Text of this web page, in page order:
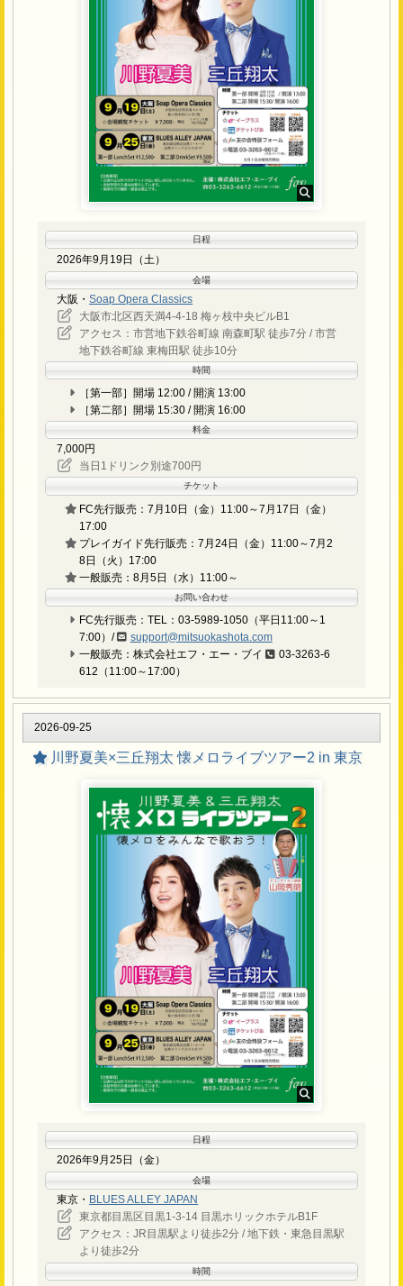
わしくないと主催者側が判断した場合、特定のお客様にご
参加をお断りする場合がございます。あらかじめご了承く
お問い合わせ先
テイチクエンタテインメント お問い合わせメールフォーム
https://www.teichiku.co.jp/inquiry/
返信は平日のみのご対応となります。また、ご返信に
お時間をいただく場合もございます。なお、イベント
実施直前のお問い合わせにはお答え出来ない場合がご
ざいますので予めご了承ください。
日程
2026年9月19日（土）
会場
大阪・Soap Opera Classics
大阪市北区西天満4-4-18 梅ヶ枝中央ビルB1
アクセス：市営地下鉄谷町線 南森町駅 徒歩7分 / 市営
地下鉄谷町線 東梅田駅 徒歩10分
時間
［第一部］開場 12:00 / 開演 13:00
［第二部］開場 15:30 / 開演 16:00
料金
7,000円
当日1ドリンク別途700円
チケット
FC先行販売：7月10日（金）11:00～7月17日（金）
17:00
プレイガイド先行販売：7月24日（金）11:00～7月2
8日（火）17:00
一般販売：8月5日（水）11:00～
お問い合わせ
FC先行販売：TEL：03-5989-1050（平日11:00～1
7:00）/
support@mitsuokashota.com
一般販売：株式会社エフ・エー・ブイ
03-3263-6
612（11:00～17:00）
2026-09-25
川野夏美×三丘翔太 懐メロライブツアー2 in 東京
日程
2026年9月25日（金）
会場
東京・ BLUES ALLEY JAPAN
東京都目黒区目黒1-3-14 目黒ホリックホテルB1F
アクセス：JR目黒駅より徒歩2分 / 地下鉄・東急目黒駅
より徒歩2分
時間